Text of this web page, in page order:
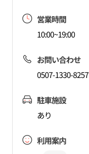
営業時間
10:00~19:00
お問い合わせ
0507-1330-8257
駐車施設
あり
利用案内